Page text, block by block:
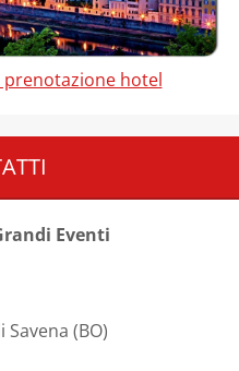
hotel
Eventi
Savena (BO)